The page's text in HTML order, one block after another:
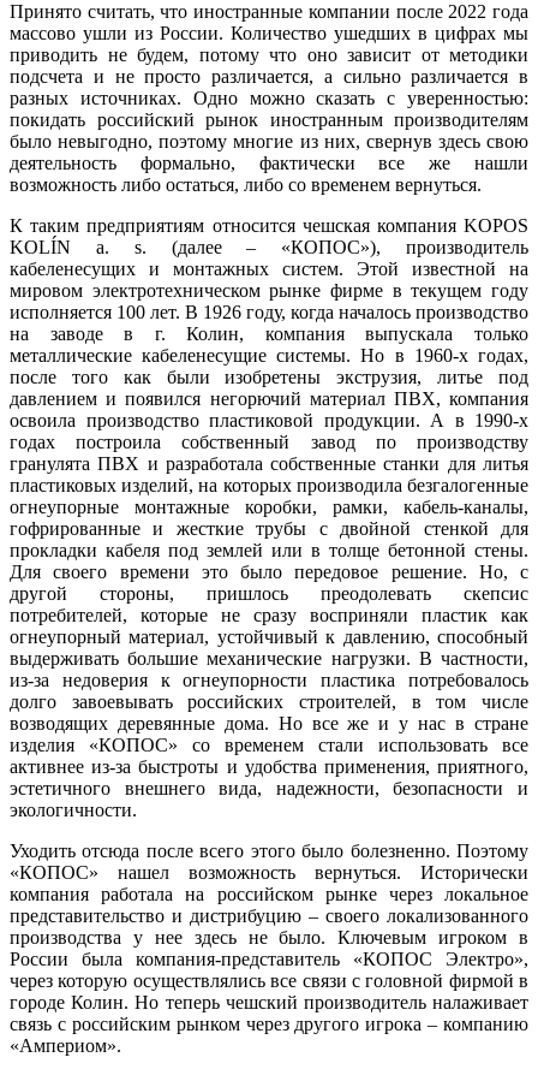
Принято считать, что иностранные компании после 2022 го­да
массово ушли из России. Количество ушедших в цифрах мы
приводить не будем, потому что оно зависит от методики
подсчета и не просто различается, а сильно различается в
разных источниках. Одно можно сказать с уверенностью:
покидать российский рынок иностранным производителям
бы­ло невыгодно, поэтому многие из них, свернув здесь свою
деятельность формально, фактически все же нашли
возможность ли­бо остаться, ли­бо со временем вернуться.
К таким предприятиям относится чешская компания KOPOS
KOLÍN a. s. (далее – «КОПОС»), производитель
кабеленесущих и монтажных систем. Этой известной на
мировом электротехническом рынке фирме в текущем го­ду
исполняется 100 лет. В 1926 го­ду, когда началось производство
на заводе в г. Колин, компания выпускала только
металлические кабеленесущие системы. Но в 1960‑х годах,
после то­го как бы­ли изобретены экструзия, литье под
давлением и появился негорючий материал ПВХ, компания
освоила производство пластиковой продукции. А в 1990‑х
годах построила собственный завод по производству
гранулята ПВХ и разработала собственные станки для литья
пластиковых изделий, на которых производила безгалогенные
огнеупорные монтажные коробки, рамки, кабель-каналы,
гофрированные и жесткие трубы с двойной стенкой для
прокладки кабеля под землей или в толще бетонной стены.
Для своего времени это бы­ло передовое решение. Но, с
другой стороны, пришлось преодолевать скепсис
потребителей, которые не сразу восприняли пластик как
огнеупорный материал, устойчивый к давлению, способный
выдерживать большие механические нагрузки. В частности,
из-за недоверия к огнеупорности пластика потребовалось
долго завоевывать российских строителей, в том числе
возводящих деревянные до­ма. Но все же и у нас в стране
изделия «КОПОС» со временем стали использовать все
активнее из-за быстроты и удобства применения, приятного,
эстетичного внешнего ви­да, надежности, безопасности и
экологичности.
Уходить отсюда после всего этого бы­ло болезненно. Поэтому
«КОПОС» нашел возможность вернуться. Исторически
компания работала на российском рынке через локальное
представительство и дистрибуцию – своего локализованного
производства у нее здесь не бы­ло. Ключевым игроком в
России бы­ла компания-представитель «КОПОС Электро»,
через которую осуществлялись все связи с головной фирмой в
городе Колин. Но теперь чешский производитель налаживает
связь с российским рынком через другого игрока – компанию
«Ампериом».